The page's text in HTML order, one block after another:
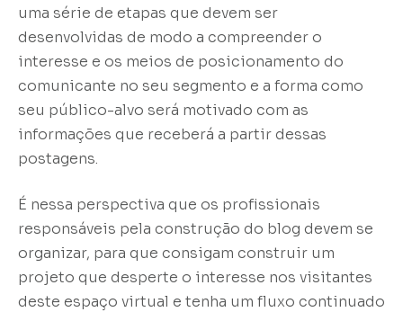
uma série de etapas que devem ser
desenvolvidas de modo a compreender o
interesse e os meios de posicionamento do
comunicante no seu segmento e a forma como
seu público-alvo será motivado com as
informações que receberá a partir dessas
postagens.
É nessa perspectiva que os profissionais
responsáveis pela construção do blog devem se
organizar, para que consigam construir um
projeto que desperte o interesse nos visitantes
deste espaço virtual e tenha um fluxo continuado